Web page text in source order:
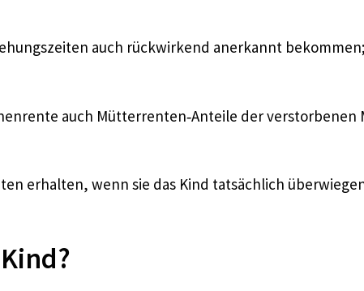
auch rückwirkend anerkannt
auch Mütterrenten‑Anteile der verstorbenen
erhalten, wenn sie das Kind tatsächlich